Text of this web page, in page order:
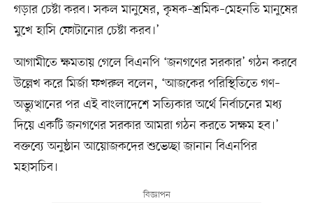
গড়ার চেষ্টা করব। সকল মানুষের, কৃষক–শ্রমিক–মেহনতি মানুষের
মুখে হাসি ফোটানোর চেষ্টা করব।’
আগামীতে ক্ষমতায় গেলে বিএনপি ‘জনগণের সরকার’ গঠন করবে
উল্লেখ করে মির্জা ফখরুল বলেন, ‘আজকের পরিস্থিতিতে গণ–
অভ্যুত্থানের পর এই বাংলাদেশে সত্যিকার অর্থে নির্বাচনের মধ্য
দিয়ে একটি জনগণের সরকার আমরা গঠন করতে সক্ষম হব।’
বক্তব্যে অনুষ্ঠান আয়োজকদের শুভেচ্ছা জানান বিএনপির
মহাসচিব।